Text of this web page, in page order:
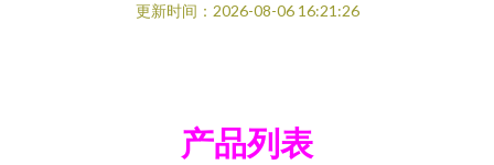
更新时间：2026-08-06 16:21:26
产品列表